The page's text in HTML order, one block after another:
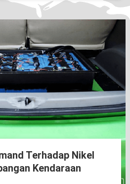
Terhadap Nikel
Kendaraan